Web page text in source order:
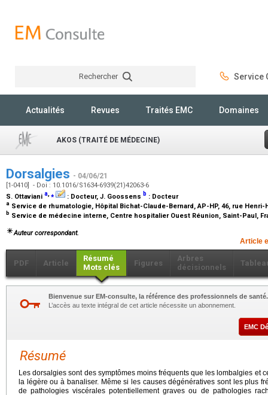
Rechercher Service
Actualités Revues Traités EMC Domaines
AKOS (TRAITÉ DE MÉDECINE)
Dorsalgies - 04/06/21
[1-0410] - Doi : 10.1016/S1634-6939(21)42063-6
S. Ottaviani a,⁎ : Docteur, J. Goossens b : Docteur
a Service de rhumatologie, Hôpital Bichat-Claude-Bernard, AP-HP, 46, rue Henri-
b Service de médecine interne, Centre hospitalier Ouest Réunion, Saint-Paul,
Auteur correspondant.
Article
PDF Article
Résumé
Mots clés
Figures
Arbres
décisionnels
Bienvenue sur EM-consulte, la référence des professionnels de santé.
L’accès au texte intégral de cet article nécessite un abonnement.
EMC
Résumé
Les dorsalgies sont des symptômes moins fréquents que les lombalgies et
la légère ou à banaliser. Même si les causes dégénératives sont les plus
de pathologies viscérales potentiellement graves ou de pathologies